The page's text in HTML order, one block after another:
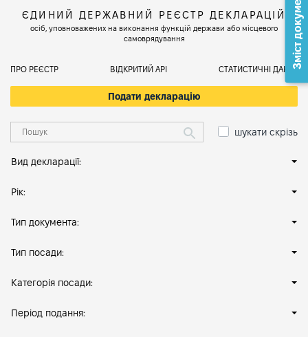
ЄДИНИЙ ДЕРЖАВНИЙ РЕЄСТР ДЕКЛАРАЦІЙ
осіб, уповноважених на виконання функцій держави або місцевого
самоврядування
ПРО РЕЄСТР ВІДКРИТИЙ АРІ СТАТИСТИЧНІ ДАНІ
Подати декларацію
шукати скрізь
Вид декларації:
Рік:
Тип документа:
Тип посади:
Категорія посади:
Період подання:
Зміст документа